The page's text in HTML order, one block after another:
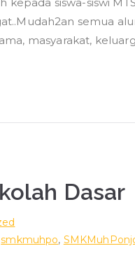
semua
masyarakat,
Dasar
smkmuhpo,